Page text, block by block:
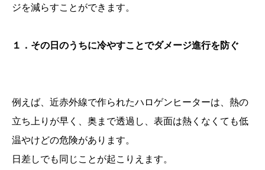
ジを減らすことができます。
１．その日のうちに冷やすことでダメージ進行を防ぐ
例えば、近赤外線で作られたハロゲンヒーターは、熱の
立ち上りが早く、奥まで透過し、表面は熱くなくても低
温やけどの危険があります。
日差しでも同じことが起こりえます。